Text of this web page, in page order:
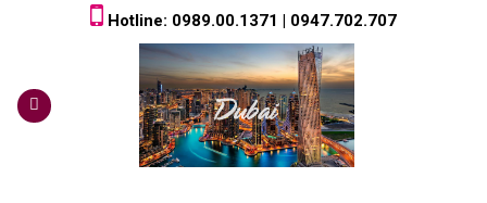
Hotline: 0989.00.1371 | 0947.702.707